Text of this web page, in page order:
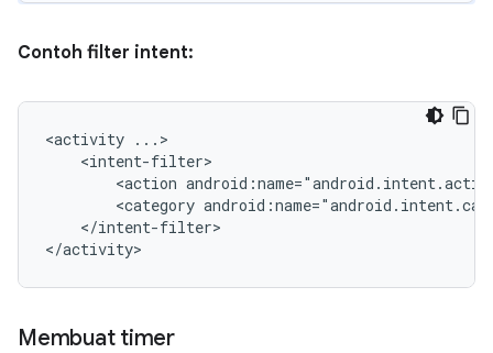
Contoh filter intent:
<activity
<action
<category
</intent-filter>
</activity>
Membuat timer